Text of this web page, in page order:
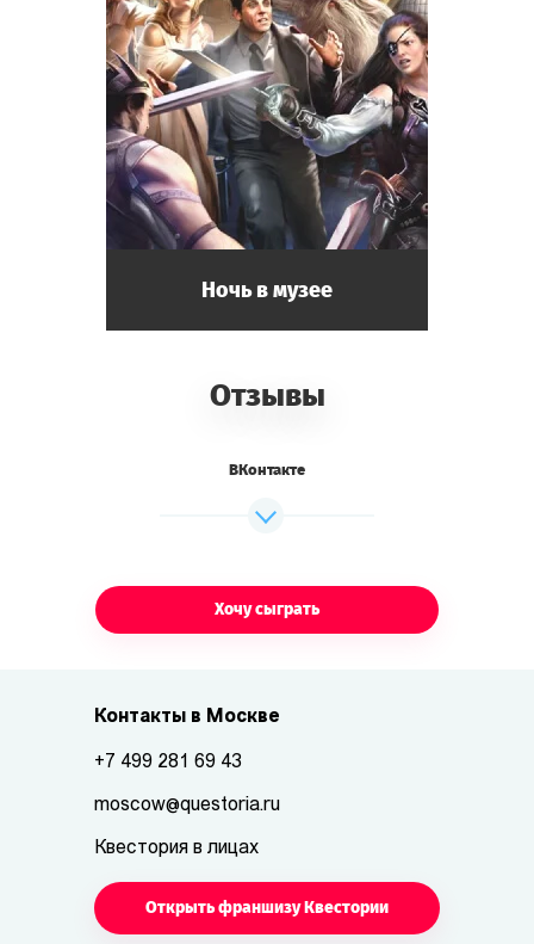
Ночь в музее
Отзывы
ВКонтакте
Хочу сыграть
Контакты в Москве
+7 499 281 69 43
moscow@questoria.ru
Квестория в лицах
Открыть франшизу Квестории